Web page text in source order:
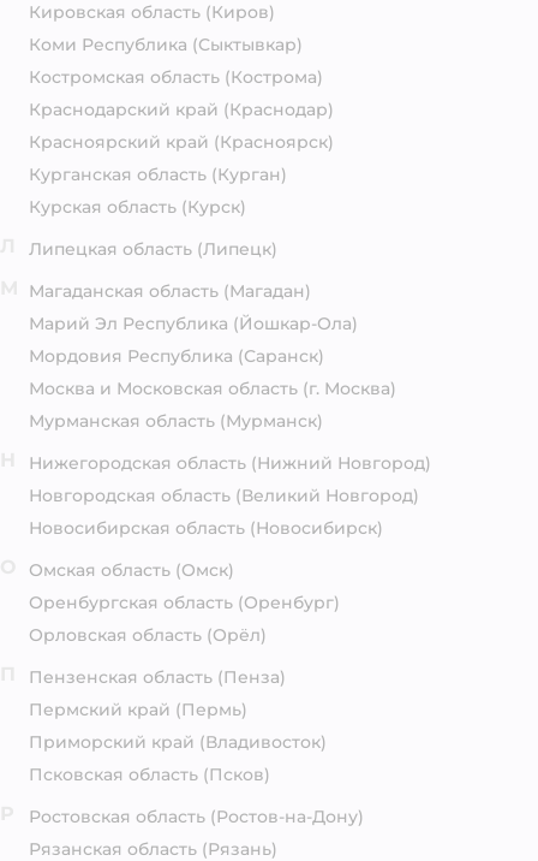
Кировская область (Киров)
Коми Республика (Сыктывкар)
Костромская область (Кострома)
Краснодарский край (Краснодар)
Красноярский край (Красноярск)
Курганская область (Курган)
Курская область (Курск)
Липецкая область (Липецк)
Магаданская область (Магадан)
Марий Эл Республика (Йошкар-Ола)
Мордовия Республика (Саранск)
Москва и Московская область (г. Москва)
Мурманская область (Мурманск)
Нижегородская область (Нижний Новгород)
Новгородская область (Великий Новгород)
Новосибирская область (Новосибирск)
Омская область (Омск)
Оренбургская область (Оренбург)
Орловская область (Орёл)
Пензенская область (Пенза)
Пермский край (Пермь)
Приморский край (Владивосток)
Псковская область (Псков)
Ростовская область (Ростов-на-Дону)
Рязанская область (Рязань)